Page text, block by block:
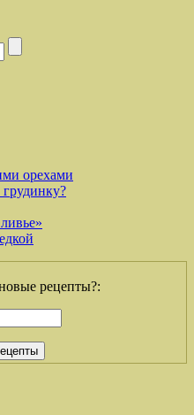
орехами
рецепты?: